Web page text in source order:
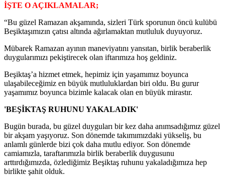
İŞTE O AÇIKLAMALAR;
“Bu güzel Ramazan akşamında, sizleri Türk sporunun öncü kulübü
Beşiktaşımızın çatısı altında ağırlamaktan mutluluk duyuyoruz.
Mübarek Ramazan ayının maneviyatını yansıtan, birlik beraberlik
duygularımızı pekiştirecek olan iftarımıza hoş geldiniz.
Beşiktaş’a hizmet etmek, hepimiz için yaşamımız boyunca
ulaşabileceğimiz en büyük mutluluklardan biri oldu. Bu gurur
yaşamımız boyunca bizimle kalacak olan en büyük mirastır.
'BEŞİKTAŞ RUHUNU YAKALADIK'
Bugün burada, bu güzel duyguları bir kez daha anımsadığımız güzel
bir akşam yaşıyoruz. Son dönemde takımımızdaki yükseliş, bu
anlamlı günlerde bizi çok daha mutlu ediyor. Son dönemde
camiamızla, taraftarımızla birlik beraberlik duygusunu
arttırdığımızda, özlediğimiz Beşiktaş ruhunu yakaladığımıza hep
birlikte şahit olduk.